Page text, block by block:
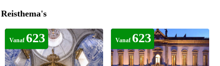
Reisthema's
Vanaf 623 Vanaf 623